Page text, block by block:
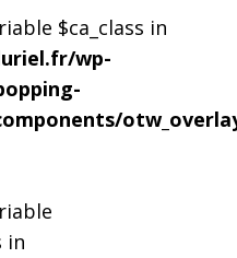
$ca_class in
wp-
in